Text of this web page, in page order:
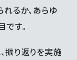
るか、あらゆ
す。
振り返りを実施